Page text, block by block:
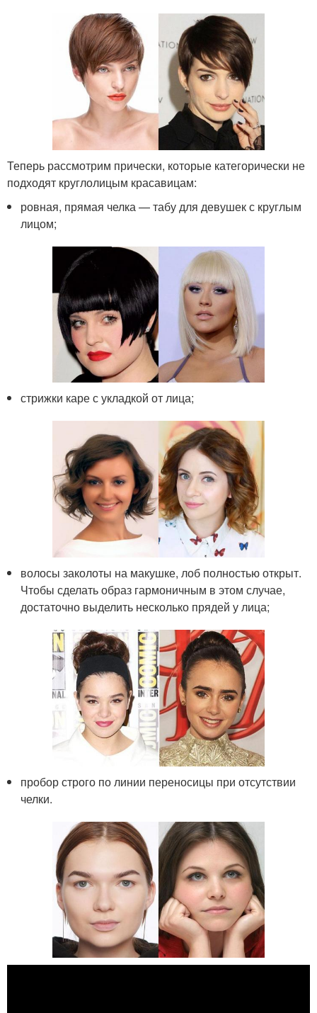
Теперь рассмотрим прически, которые категорически не
подходят круглолицым красавицам:
ровная, прямая челка — табу для девушек с круглым
лицом;
стрижки каре с укладкой от лица;
волосы заколоты на макушке, лоб полностью открыт.
Чтобы сделать образ гармоничным в этом случае,
достаточно выделить несколько прядей у лица;
пробор строго по линии переносицы при отсутствии
челки.